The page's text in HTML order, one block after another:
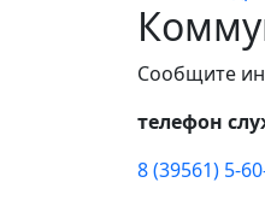
Сообщите
телефон
8 (39561) 5-